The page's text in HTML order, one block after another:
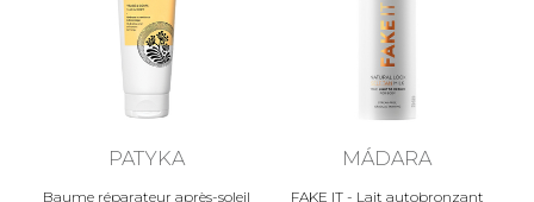
PATYKA
Baume réparateur après-soleil
MÁDARA
FAKE IT - Lait autobronzant